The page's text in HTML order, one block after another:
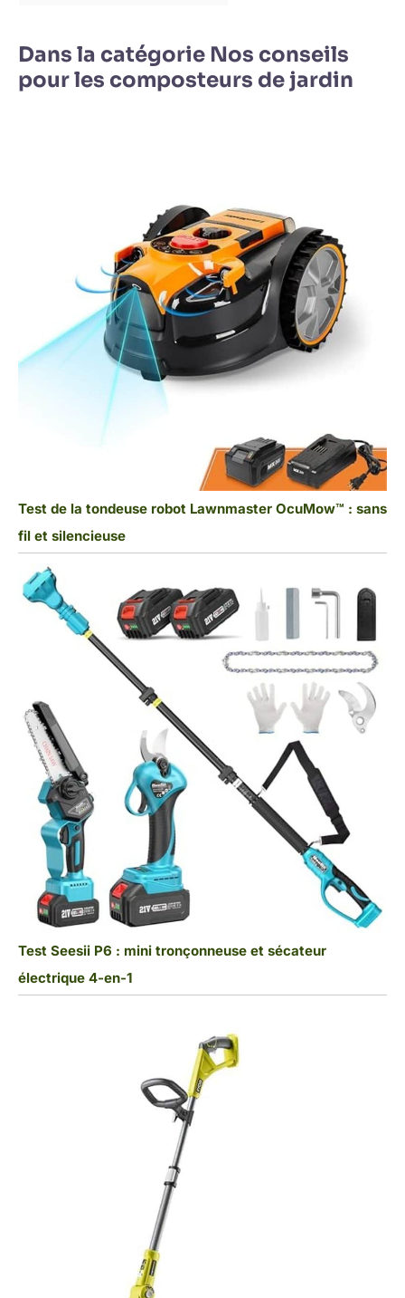
Dans la catégorie Nos conseils
pour les composteurs de jardin
Test de la tondeuse robot Lawnmaster OcuMow™ : sans
fil et silencieuse
Test Seesii P6 : mini tronçonneuse et sécateur
électrique 4-en-1